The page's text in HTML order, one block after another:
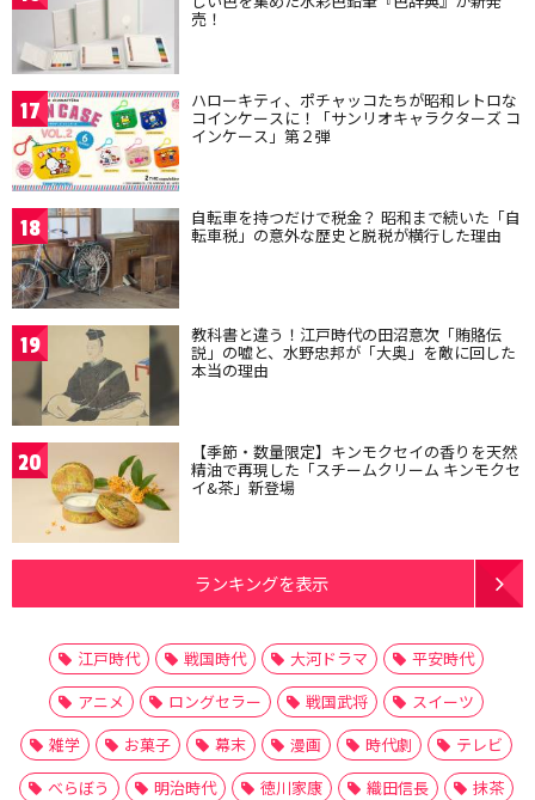
売！
17 ハローキティ、ポチャッコたちが昭和レトロな
コインケースに！「サンリオキャラクターズ コ
インケース」第２弾
18 自転車を持つだけで税金？ 昭和まで続いた「自
転車税」の意外な歴史と脱税が横行した理由
19 教科書と違う！江戸時代の田沼意次「賄賂伝
説」の嘘と、水野忠邦が「大奥」を敵に回した
本当の理由
20 【季節・数量限定】キンモクセイの香りを天然
精油で再現した「スチームクリーム キンモクセ
イ&茶」新登場
ランキングを表示
江戸時代 戦国時代 大河ドラマ
平安時代
アニメ
ロングセラー 戦国武将
スイーツ
雑学
お菓子 幕末 漫画 時代劇
テレビ
べらぼう
明治時代 徳川家康 織田信長
抹茶